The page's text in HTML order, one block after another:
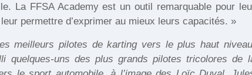
La FFSA Academy est un outil remarquable pour
permettre d’exprimer au mieux leurs capacités. »
meilleurs pilotes de karting vers le plus haut
quelques-uns des plus grands pilotes tricolores de